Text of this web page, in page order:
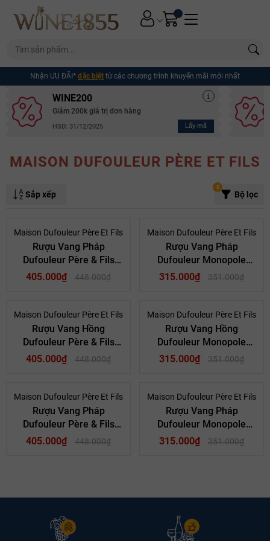
Nhận ƯU ĐÃI* đặc biệt từ các chương trình khuyến mãi mới nhất
WINE200
Giảm 200k giá trị đơn hàng
HSD: 31/12/2025 Lấy mã
Mã giảm giá:
Ngày hết hạn:
Điều kiện:
MAISON DUFOULEUR PÈRE ET FILS
Sắp xếp Bộ lọc
0
- 10%
Maison Dufouleur Père Et Fils
Rượu Vang Pháp
Dufouleur Père & Fils
Pinot Noir Vin De France
405.000₫ 448.000₫
- 10%
Maison Dufouleur Père Et Fils
Rượu Vang Pháp
Dufouleur Monopole
Rouge
315.000₫ 351.000₫
- 10%
Maison Dufouleur Père Et Fils
Rượu Vang Hồng
Dufouleur Père & Fils
Pinot Noir Rosé Vin De
405.000₫ 448.000₫
- 10%
Maison Dufouleur Père Et Fils
Rượu Vang Hồng
Dufouleur Monopole
Rose
315.000₫ 351.000₫
- 10%
Maison Dufouleur Père Et Fils
Rượu Vang Pháp
Dufouleur Père & Fils
Chardonnay Vin De
405.000₫ 448.000₫
- 10%
Maison Dufouleur Père Et Fils
Rượu Vang Pháp
Dufouleur Monopole
Blanc
315.000₫ 351.000₫